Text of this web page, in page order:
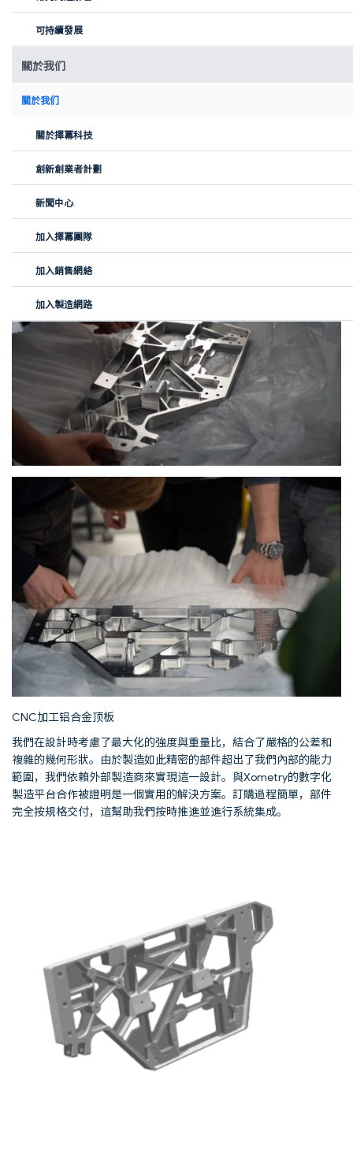
可持續發展
關於我们
關於我们
關於擇冪科技
創新創業者計劃
新聞中心
加入擇冪團隊
加入銷售網絡
加入製造網路
這架飛機攜帶5.2公斤氫氣，存儲在高壓罐中，提供200公里的航程
和2小時的巡航時間，巡航速度為162公里/小時。
我們的目標是實現接近100 kW的系統輸出，確保即使在阿爾卑斯山
區的條件下也能安全穩定地飛行。在整個開發過程中，我們特別關
注了重量和熱性能——選擇了空氣冷卻和持續的熱監控。最大的挑戰
是，在保證航空級安全性和可靠性的同時，實現這一性能目標。
精確度，成就非凡
整個系統中最關鍵的結構組件之一是頂板——一塊定制加工的鋁合金
部件，連接燃料電池和輔助組件。它承受機械負載，確保結構對
準，並固定我們能源系統的核心。
CNC加工铝合金顶板
我們在設計時考慮了最大化的強度與重量比，結合了嚴格的公差和
複雜的幾何形狀。由於製造如此精密的部件超出了我們內部的能力
範圍，我們依賴外部製造商來實現這一設計。與Xometry的數字化
製造平台合作被證明是一個實用的解決方案。訂購過程簡單，部件
完全按規格交付，這幫助我們按時推進並進行系統集成。